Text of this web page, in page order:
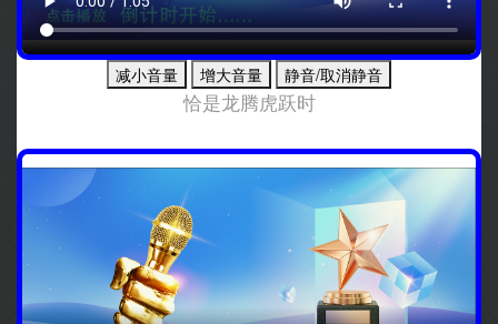
减小音量 增大音量 静音/取消静音
恰是龙腾虎跃时